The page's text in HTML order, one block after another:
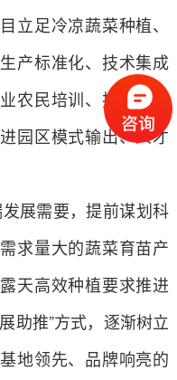
立足冷凉蔬菜种植、
产标准化、技术集成
农民培训、技术现场
园区模式输出、人才
展需要，提前谋划科
求量大的蔬菜育苗产
天高效种植要求推进
助推”方式，逐渐树立
地领先、品牌响亮的